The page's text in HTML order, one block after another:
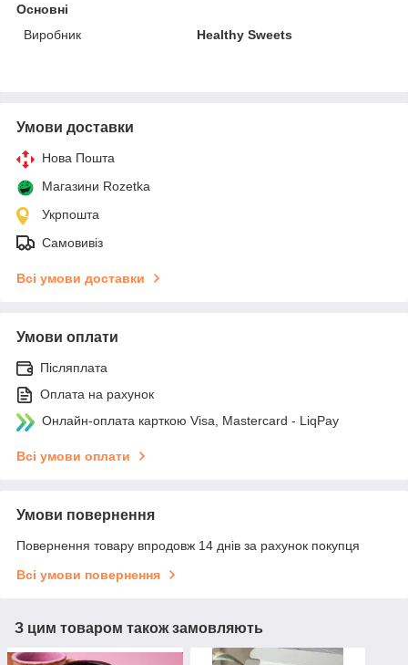
Основні
Виробник
Healthy Sweets
Умови доставки
Нова Пошта
Магазини Rozetka
Укрпошта
Самовивіз
Всі умови доставки
Умови оплати
Післяплата
Оплата на рахунок
Онлайн-оплата карткою Visa, Mastercard - LiqPay
Всі умови оплати
Умови повернення
Повернення товару впродовж 14 днів за рахунок покупця
Всі умови повернення
З цим товаром також замовляють